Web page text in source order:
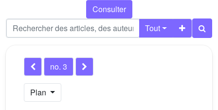
Consulter
Tout
no. 3
Plan